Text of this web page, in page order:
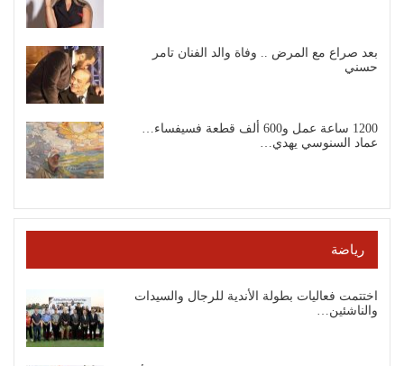
بعد صراع مع المرض .. وفاة والد الفنان تامر
حسني
1200 ساعة عمل و600 ألف قطعة فسيفساء…
عماد السنوسي يهدي…
رياضة
اختتمت فعاليات بطولة الأندية للرجال والسيدات
والناشئين…